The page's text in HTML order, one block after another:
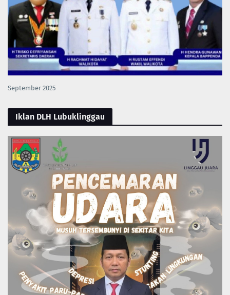
September 2025
Iklan DLH Lubuklinggau